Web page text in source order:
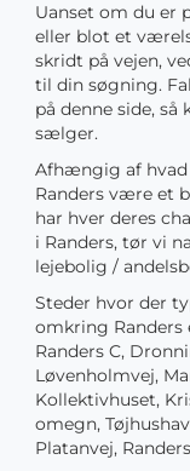
Uanset om du er
eller blot et
skridt på vejen,
til din søgning.
på denne side,
sælger.
Afhængig af hvad
Randers være et
har hver deres
i Randers, tør vi
lejebolig /
Steder hvor der
omkring Randers
Randers C,
Løvenholmvej,
Kollektivhuset,
omegn,
Platanvej,